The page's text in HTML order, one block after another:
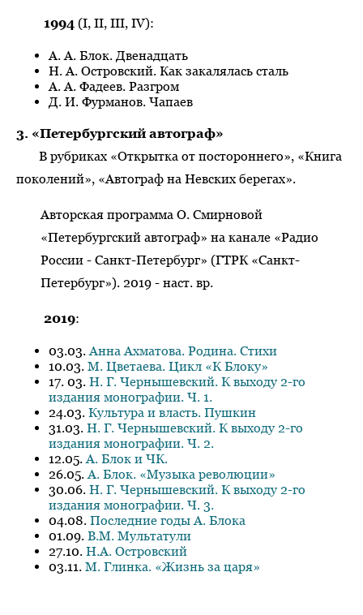
1994 (I, II, III, IV):
А. А. Блок. Двенадцать
Н. А. Островский. Как закалялась сталь
А. А. Фадеев. Разгром
Д. И. Фурманов. Чапаев
3. «Петербургский автограф»
В рубриках «Открытка от постороннего», «Книга
поколений», «Автограф на Невских берегах».
Авторская программа О. Смирновой
«Петербургский автограф» на канале «Радио
России - Санкт-Петербург» (ГТРК «Санкт-
Петербург»). 2019 - наст. вр.
2019:
03.03. Анна Ахматова. Родина. Стихи
10.03. М. Цветаева. Цикл «К Блоку»
17. 03. Н. Г. Чернышевский. К выходу 2-го
издания монографии. Ч. 1.
24.03. Культура и власть. Пушкин
31.03. Н. Г. Чернышевский. К выходу 2-го
издания монографии. Ч. 2.
12.05. А. Блок и ЧК.
26.05. А. Блок. «Музыка революции»
30.06. Н. Г. Чернышевский. К выходу 2-го
издания монографии. Ч. 3.
04.08. Последние годы А. Блока
01.09. В.М. Мультатули
27.10. Н.А. Островский
03.11. М. Глинка. «Жизнь за царя»